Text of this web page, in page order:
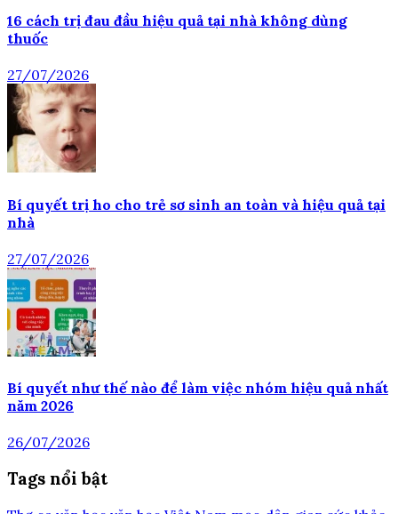
16 cách trị đau đầu hiệu quả tại nhà không dùng
thuốc
27/07/2026
Bí quyết trị ho cho trẻ sơ sinh an toàn và hiệu quả tại
nhà
27/07/2026
Bí quyết như thế nào để làm việc nhóm hiệu quả nhất
năm 2026
26/07/2026
Tags nổi bật